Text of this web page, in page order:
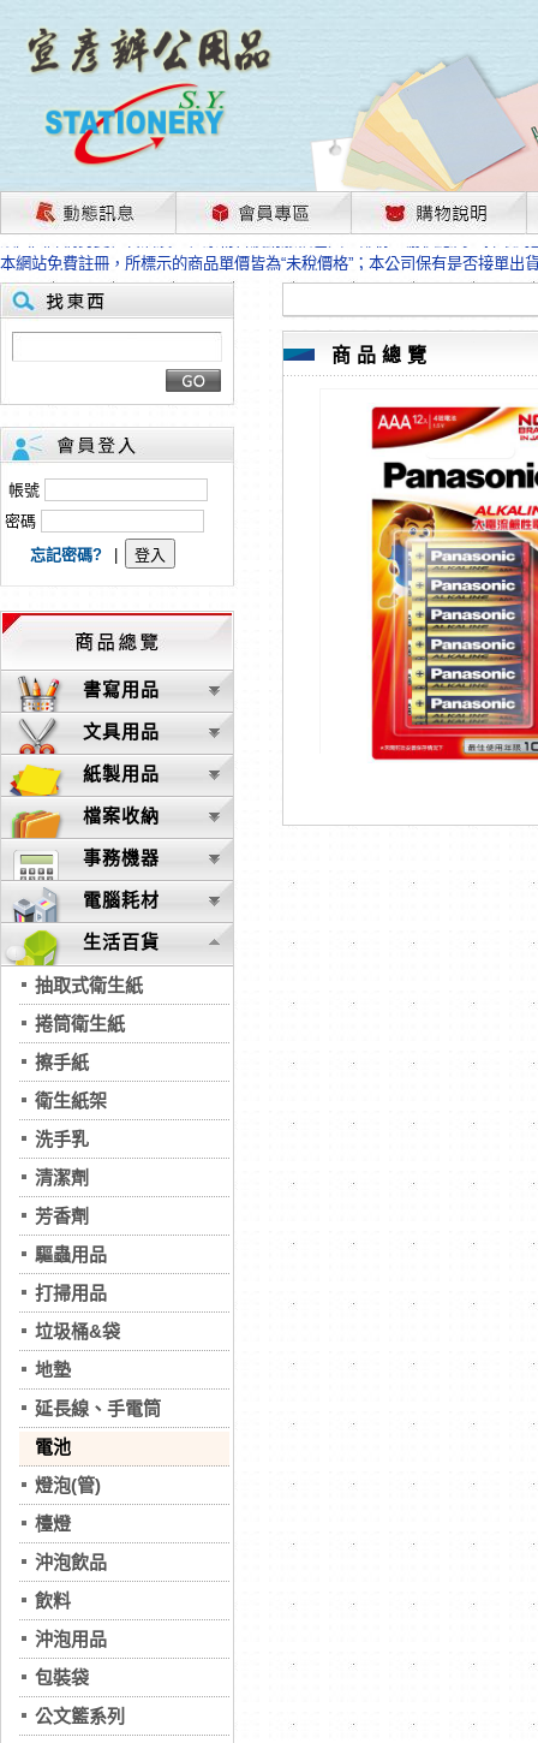
茲因國際情勢變化石油及塑化原物料波動漲幅甚大，部份上游供應商已採取
本網站免費註冊，所標示的商品單價皆為“未稅價格”；本公司保有是否接單出
HP、EPSON、CANON原廠耗材價格浮動，下單前請先跟客服人員確認最新
本網站免費註冊，所標示的商品單價皆為“未稅價格”；本公司保有是否接單出
匯款客戶請注意！因商品繁複來不及發現短缺，遂待客服人員跟您確認訂單
本網站免費註冊，所標示的商品單價皆為“未稅價格”；本公司保有是否接單出
茲因國際情勢變化石油及塑化原物料波動漲幅甚大，部份上游供應商已採取
本網站免費註冊，所標示的商品單價皆為“未稅價格”；本公司保有是否接單出
HP、EPSON、CANON原廠耗材價格浮動，下單前請先跟客服人員確認最新
本網站免費註冊，所標示的商品單價皆為“未稅價格”；本公司保有是否接單出
匯款客戶請注意！因商品繁複來不及發現短缺，遂待客服人員跟您確認訂單
本網站免費註冊，所標示的商品單價皆為“未稅價格”；本公司保有是否接單出
帳號
密碼
忘記密碼?
書寫用品
文具用品
紙製用品
檔案收納
事務機器
電腦耗材
生活百貨
抽取式衛生紙
捲筒衛生紙
擦手紙
衛生紙架
洗手乳
清潔劑
芳香劑
驅蟲用品
打掃用品
垃圾桶&袋
地墊
延長線、手電筒
電池
燈泡(管)
檯燈
沖泡飲品
飲料
沖泡用品
包裝袋
公文籃系列
商品總覽